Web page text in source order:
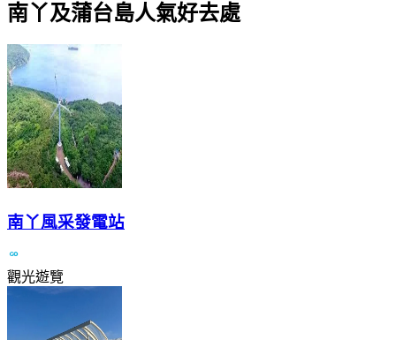
南丫及蒲台島人氣好去處
南丫風采發電站
觀光遊覽